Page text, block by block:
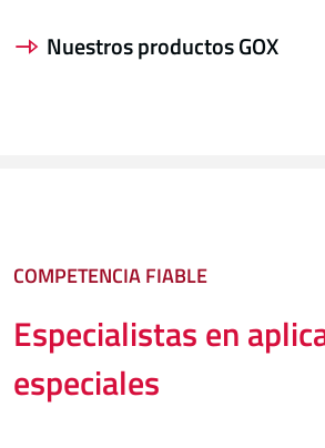
Nuestros productos GOX
COMPETENCIA FIABLE
Especialistas en
especiales